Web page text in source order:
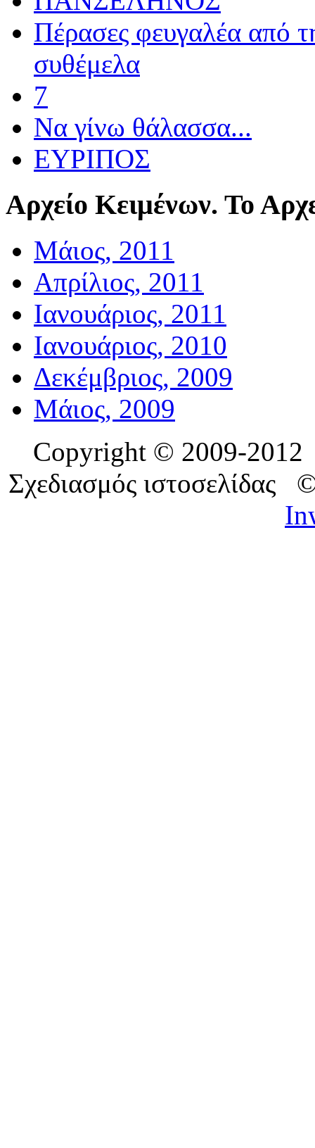
Πέρασες φευγαλέα από
συθέμελα
7
Να γίνω θάλασσα...
ΕΥΡΙΠΟΣ
Αρχείο Κειμένων. Το
Μάιος, 2011
Απρίλιος, 2011
Ιανουάριος, 2011
Ιανουάριος, 2010
Δεκέμβριος, 2009
Μάιος, 2009
Copyright © 2009-
Σχεδιασμός